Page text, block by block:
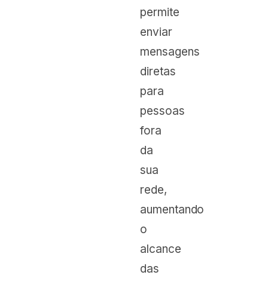
permite
enviar
mensagens
diretas
para
pessoas
fora
da
sua
rede,
aumentando
o
alcance
das